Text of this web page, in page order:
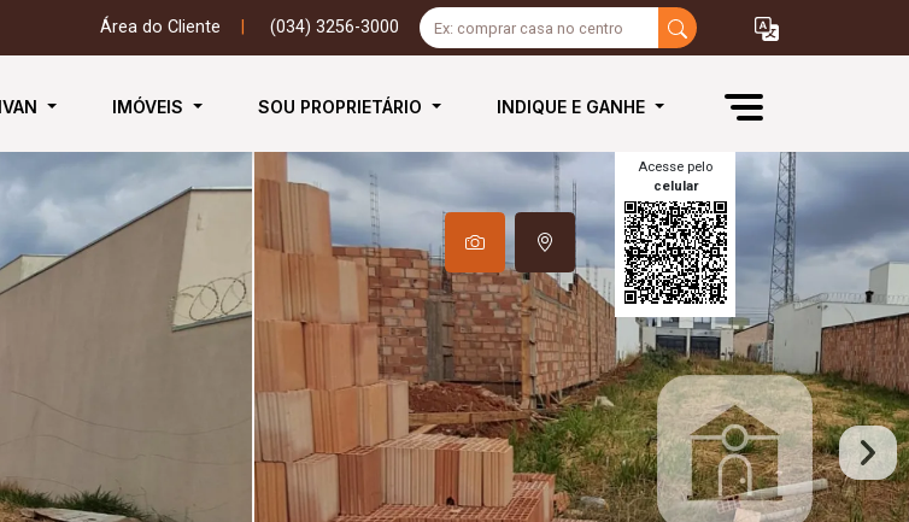
Área do Cliente (034) 3256-3000
IMÓVEIS SOU PROPRIETÁRIO INDIQUE E GANHE
Acesse pelo
celular